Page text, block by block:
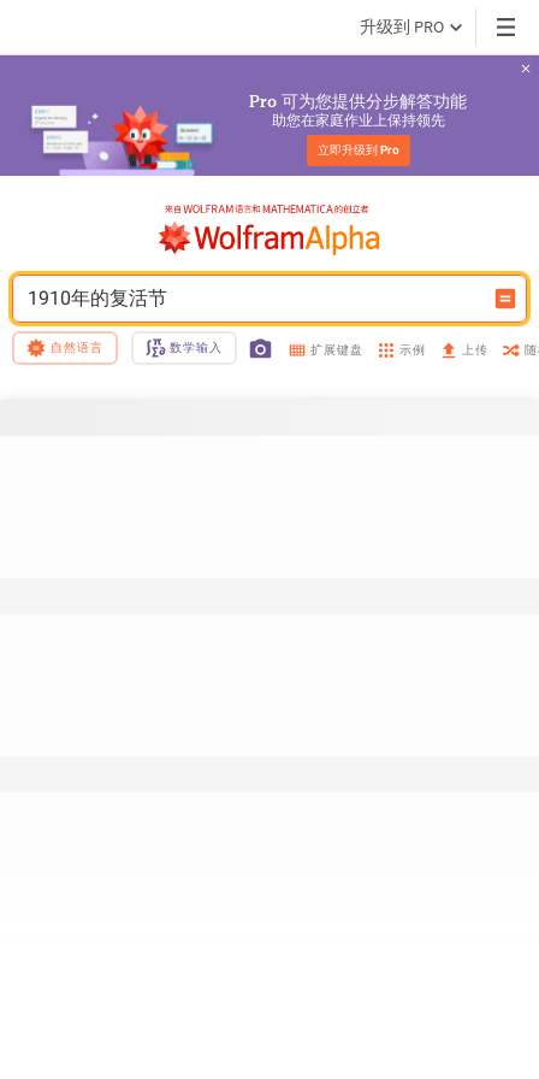
升级到 PRO
Pro 可为您提供分步解答功能
助您在家庭作业上保持领先
立即升级到 Pro
1910年的复活节
自然语言 数学输入 扩展键盘 示例 上传